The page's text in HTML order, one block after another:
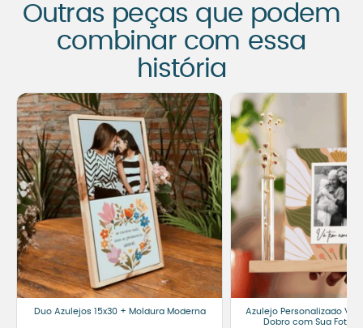
Outras peças que podem
combinar com essa
história
Duo Azulejos 15x30 + Moldura Moderna
Azulejo Personalizado Vó
Dobro com Sua Foto –